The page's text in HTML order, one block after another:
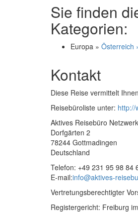
Sie finden
Kategorien:
Europa » Österreich
Kontakt
Diese Reise vermittelt
Reisebüroliste unter: http://
Aktives Reisebüro
Dorfgärten 2
78244 Gottmadingen
Deutschland
Telefon: +49 231 95 98 84
E-mail:info@aktives-
Vertretungsberechtigter
Registergericht: Freiburg